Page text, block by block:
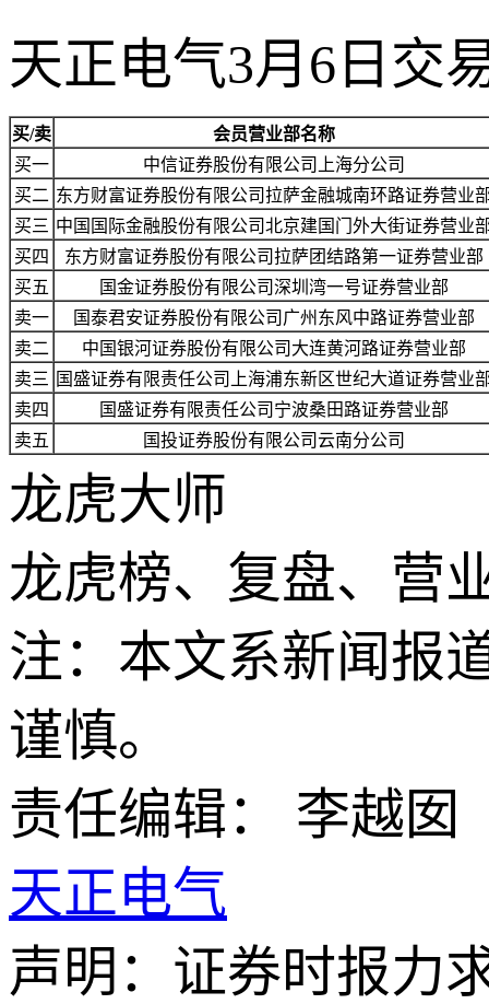
天正电气3月6日交
买/卖
会员营业部名称
买一
中信证券股份有限公司上海分公司
买二 东方财富证券股份有限公司拉萨金融城南环路证券营业
买三 中国国际金融股份有限公司北京建国门外大街证券营业
买四
东方财富证券股份有限公司拉萨团结路第一证券营业部
买五
国金证券股份有限公司深圳湾一号证券营业部
卖一
国泰君安证券股份有限公司广州东风中路证券营业部
卖二
中国银河证券股份有限公司大连黄河路证券营业部
卖三
国盛证券有限责任公司上海浦东新区世纪大道证券营业
卖四
国盛证券有限责任公司宁波桑田路证券营业部
卖五
国投证券股份有限公司云南分公司
龙虎大师
龙虎榜、复盘、营
注：本文系新闻报
谨慎。
责任编辑： 李越囡
天正电气
声明：证券时报力